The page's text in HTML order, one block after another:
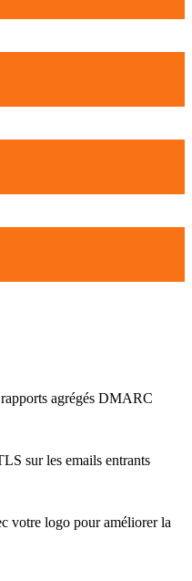
agrégés DMARC
sur les emails entrants
votre logo pour améliorer la